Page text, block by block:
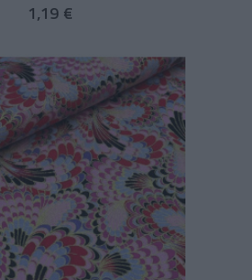
1,19 €